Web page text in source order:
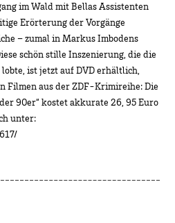
im Wald mit Bellas Assistenten
Erörterung der Vorgänge
– zumal in Markus Imbodens
schön stille Inszenierung, die die
ist jetzt auf DVD erhältlich,
Filmen aus der ZDF-Krimireihe: Die
90er“ kostet akkurate 26, 95 Euro
unter: